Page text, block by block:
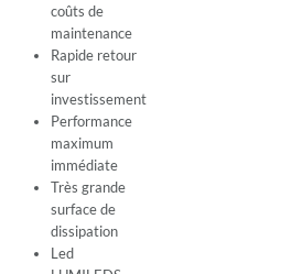
coûts de
maintenance
Rapide retour
sur
investissement
Performance
maximum
immédiate
Très grande
surface de
dissipation
Led